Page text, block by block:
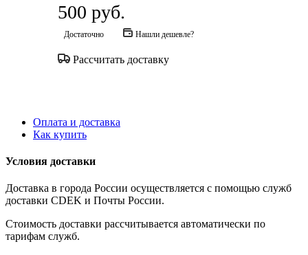
500 руб.
Достаточно Нашли дешевле?
Рассчитать доставку
Оплата и доставка
Как купить
Условия доставки
Доставка в города России осуществляется с помощью служб
доставки CDEK и Почты России.
Стоимость доставки рассчитывается автоматически по
тарифам служб.